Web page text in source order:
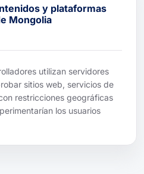
y plataformas
Mongolia
utilizan servidores
sitios web, servicios de
restricciones geográficas
los usuarios